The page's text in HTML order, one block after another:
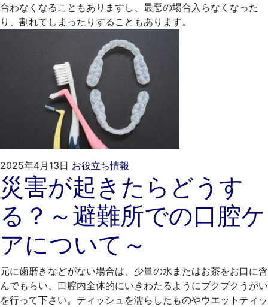
合わなくなることもありますし、最悪の場合入らなくなった
り、割れてしまったりすることもあります。
2025年4月13日 お役立ち情報
年
3
月
30
れ
も
と
歯
医
院
災害が起きたらどうす
る？～避難所での口腔ケ
アについて～
元に歯磨きなどがない場合は、少量の水またはお茶をお口に含
んでもらい、口腔内全体的にいきわたるようにブクブクうがい
を行って下さい。ティッシュを濡らしたものやウエットティッ